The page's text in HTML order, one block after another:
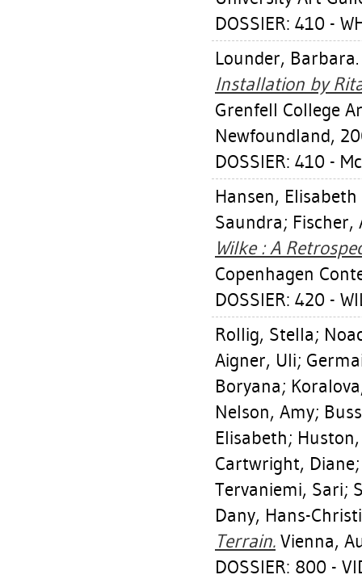
DOSSIER: 410 -
Lounder, Barbara
Installation by
Grenfell College
Newfoundland,
DOSSIER: 410 -
Hansen,
Saundra; Fischer,
Wilke : A
Copenhagen
DOSSIER: 420 -
Rollig, Stella;
Aigner, Uli;
Boryana;
Nelson, Amy;
Elisabeth;
Cartwright, Diane
Tervaniemi, Sari;
Dany, Hans-
Terrain. Vienna,
DOSSIER: 800 -